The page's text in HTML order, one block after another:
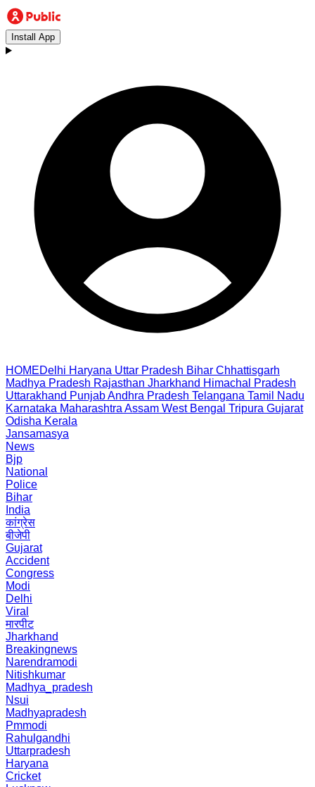
Install App
HOMEDelhi Haryana Uttar Pradesh Bihar Chhattisgarh
Madhya Pradesh Rajasthan Jharkhand Himachal Pradesh
Uttarakhand PunjabAndhra Pradesh Telangana Tamil Nadu
Karnataka Maharashtra Assam West Bengal Tripura Gujarat
Odisha Kerala
Jansamasya
News
Bjp
National
Police
Bihar
India
कांग्रेस
बीजेपी
Gujarat
Accident
Congress
Modi
Delhi
Viral
मारपीट
Jharkhand
Breakingnews
Narendramodi
Nitishkumar
Madhya_pradesh
Nsui
Madhyapradesh
Pmmodi
Rahulgandhi
Uttarpradesh
Haryana
Cricket